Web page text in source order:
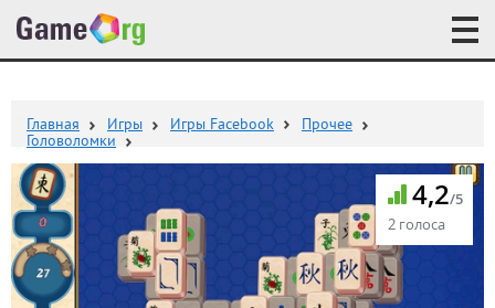
Главная Игры Игры Facebook
Прочее
Головоломки
4,2/5
2 голоса